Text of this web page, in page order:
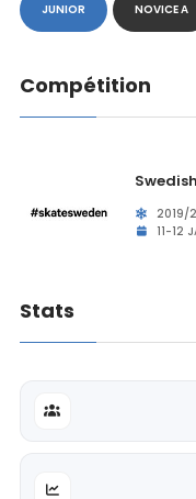
JUNIOR NOVICE A
Compétition
2019/
11-12
Stats